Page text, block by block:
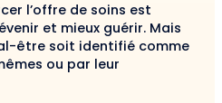
l’offre de soins est
et mieux guérir. Mais
être soit identifié comme
ou par leur